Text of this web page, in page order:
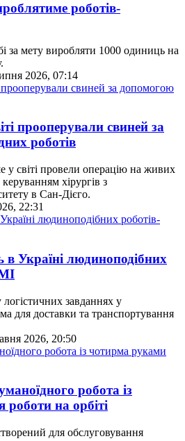
роботів-
за мету виробляти 1000 одиниць на
2026, 07:14
прооперували свиней за
роботів
у світі провели операцію на живих
хірургів з
в Сан-Дієго.
22:31
Україні людиноподібних
завданнях у
для доставки та транспортування
2026, 20:50
робота із
на орбіті
для обслуговування